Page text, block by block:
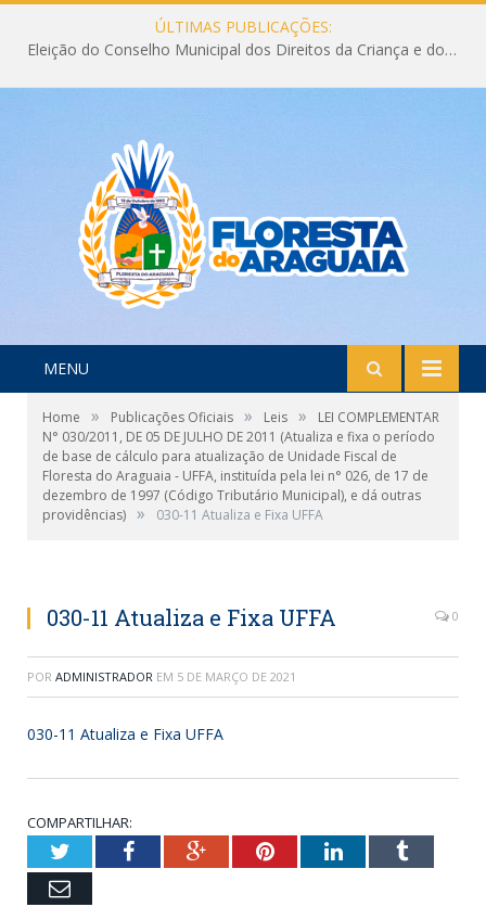
ÚLTIMAS PUBLICAÇÕES:
Eleição do Conselho Municipal dos Direitos da Criança e do Adolescente CMDCA 2026
MENU
Home » Publicações Oficiais » Leis »
LEI COMPLEMENTAR
N° 030/2011, DE 05 DE JULHO DE 2011 (Atualiza e fixa o período
de base de cálculo para atualização de Unidade Fiscal de
Floresta do Araguaia - UFFA, instituída pela lei n° 026, de 17 de
dezembro de 1997 (Código Tributário Municipal), e dá outras
providências) » 030-11 Atualiza e Fixa UFFA
030-11 Atualiza e Fixa UFFA 0
POR ADMINISTRADOR EM 5 DE MARÇO DE 2021
030-11 Atualiza e Fixa UFFA
COMPARTILHAR:
TwitterFacebookGoogle+PinterestLinkedInTumblr
Email